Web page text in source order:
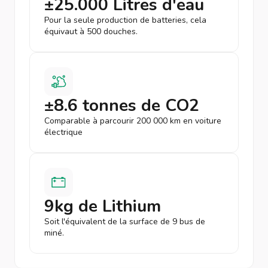
±25.000 Litres d'eau
Pour la seule production de batteries, cela
équivaut à 500 douches.
±8.6 tonnes de CO2
Comparable à parcourir 200 000 km en voiture
électrique
9kg de Lithium
Soit l'équivalent de la surface de 9 bus de
miné.